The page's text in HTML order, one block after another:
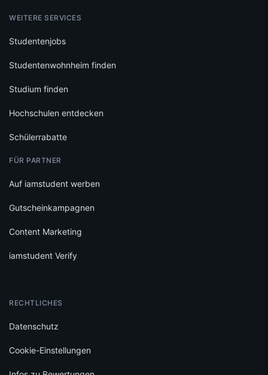
WEITERE SERVICES
Studentenjobs
Studentenwohnheim finden
Studium finden
Hochschulen entdecken
Schülerrabatte
FÜR PARTNER
Auf iamstudent werben
Gutscheinkampagnen
Content Marketing
iamstudent Verify
RECHTLICHES
Datenschutz
Cookie-Einstellungen